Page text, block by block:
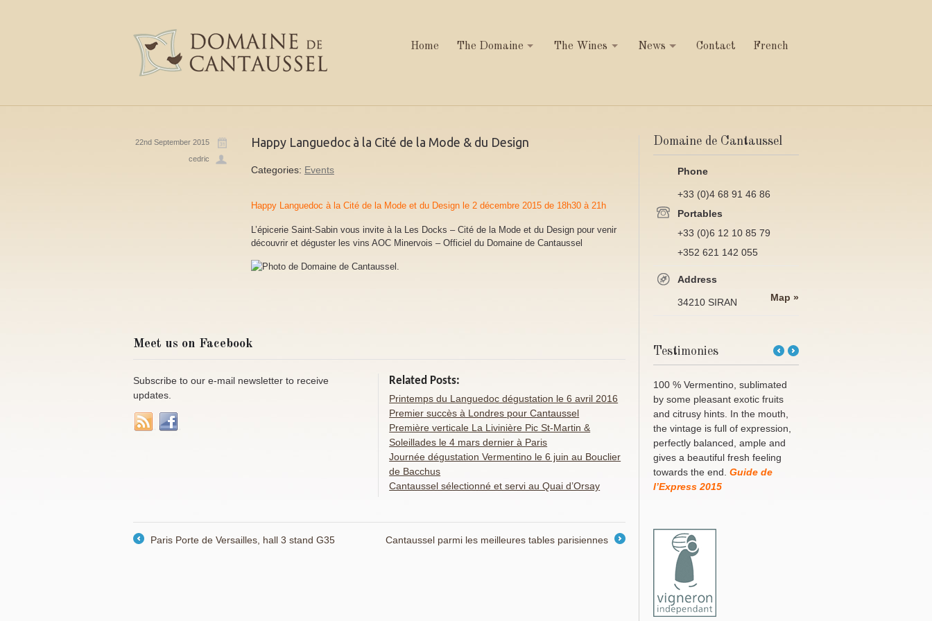
Home The Domaine The Wines News Contact French
22nd September 2015
cedric
Happy Languedoc à la Cité de la Mode & du Design
Categories: Events
Happy Languedoc à la Cité de la Mode et du Design le 2 décembre 2015 de 18h30 à 21h
L’épicerie Saint-Sabin vous invite à la Les Docks – Cité de la Mode et du Design pour venir
découvrir et déguster les vins AOC Minervois – Officiel du Domaine de Cantaussel
Meet us on Facebook
Subscribe to our e-mail newsletter to receive
updates.
Related Posts:
Printemps du Languedoc dégustation le 6 avril 2016
Premier succès à Londres pour Cantaussel
Première verticale La Livinière Pic St-Martin &
Soleillades le 4 mars dernier à Paris
Journée dégustation Vermentino le 6 juin au Bouclier
de Bacchus
Cantaussel sélectionné et servi au Quai d’Orsay
Paris Porte de Versailles, hall 3 stand G35
Cantaussel parmi les meilleures tables parisiennes
Domaine de Cantaussel
Phone
+33 (0)4 68 91 46 86
Portables
+33 (0)6 12 10 85 79
+352 621 142 055
Address
34210 SIRAN Map »
Testimonies
Next
←
100 % Vermentino, sublimated
by some pleasant exotic fruits
and citrusy hints. In the mouth,
the vintage is full of expression,
perfectly balanced, ample and
gives a beautiful fresh feeling
towards the end. Guide de
l’Express 2015